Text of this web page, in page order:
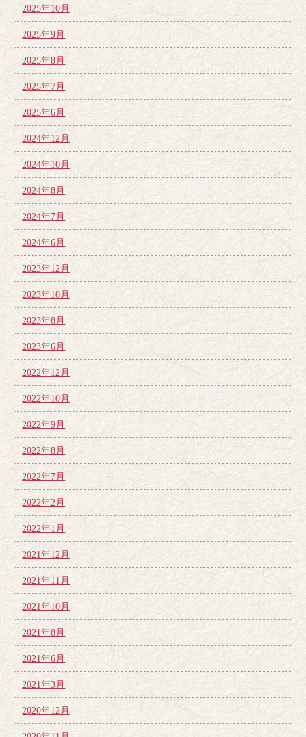
2025年10月
2025年9月
2025年8月
2025年7月
2025年6月
2024年12月
2024年10月
2024年8月
2024年7月
2024年6月
2023年12月
2023年10月
2023年8月
2023年6月
2022年12月
2022年10月
2022年9月
2022年8月
2022年7月
2022年2月
2022年1月
2021年12月
2021年11月
2021年10月
2021年8月
2021年6月
2021年3月
2020年12月